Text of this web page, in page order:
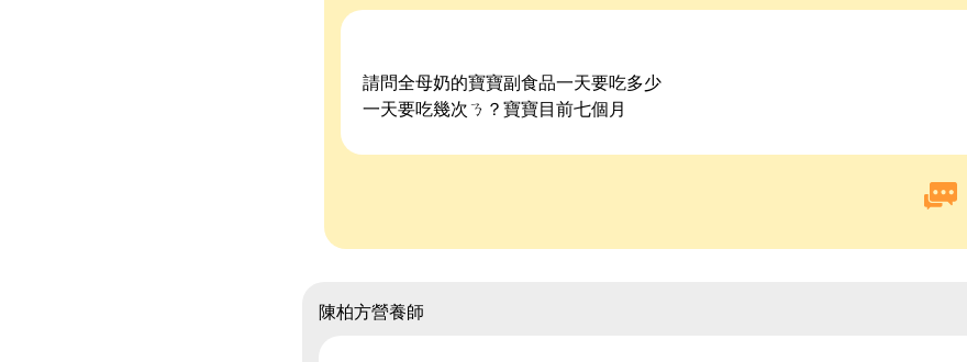
請問全母奶的寶寶副食品一天要吃多少
一天要吃幾次ㄋ？寶寶目前七個月
陳柏方營養師